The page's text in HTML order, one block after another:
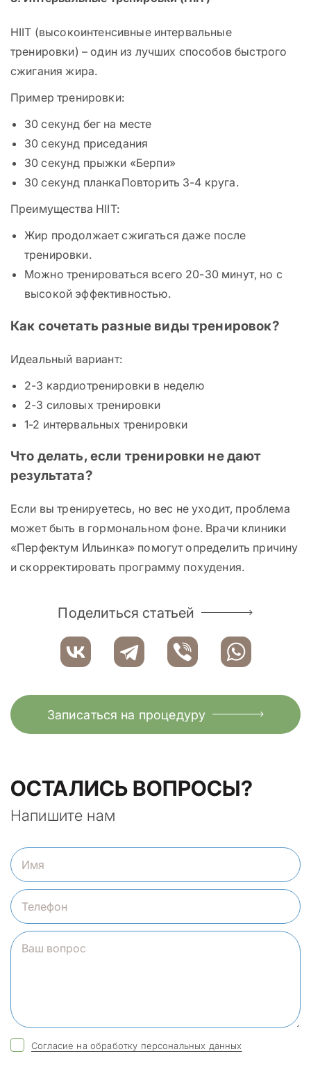
HIIT (высокоинтенсивные интервальные
тренировки) – один из лучших способов быстрого
сжигания жира.
Пример тренировки:
30 секунд бег на месте
30 секунд приседания
30 секунд прыжки «Берпи»
30 секунд планкаПовторить 3-4 круга.
Преимущества HIIT:
Жир продолжает сжигаться даже после
тренировки.
Можно тренироваться всего 20-30 минут, но с
высокой эффективностью.
Как сочетать разные виды тренировок?
Идеальный вариант:
2-3 кардиотренировки в неделю
2-3 силовых тренировки
1-2 интервальных тренировки
Что делать, если тренировки не дают
результата?
Если вы тренируетесь, но вес не уходит, проблема
может быть в гормональном фоне. Врачи клиники
«Перфектум Ильинка» помогут определить причину
и скорректировать программу похудения.
Поделиться статьей
Записаться на процедуру
ОСТАЛИСЬ ВОПРОСЫ?
Напишите нам
Согласие на обработку персональных данных